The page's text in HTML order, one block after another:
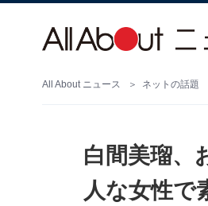
All About ニュース ネットの話題
白間美瑠、
人な女性で